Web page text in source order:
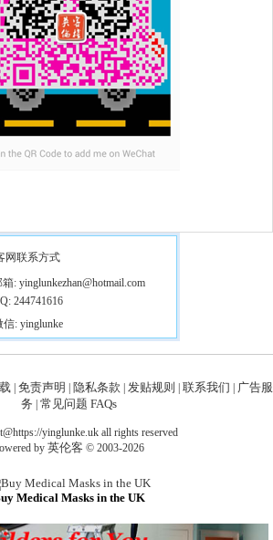
网联系方式
: yinglunkezhan@hotmail.com
244741616
信: yinglunke
免责声明 隐私条款 发贴规则 联系我们
广告服
务 常见问题 FAQs
yinglunke.uk all rights reserved
by 英伦客 © 2003-2026
Medical Masks in the UK